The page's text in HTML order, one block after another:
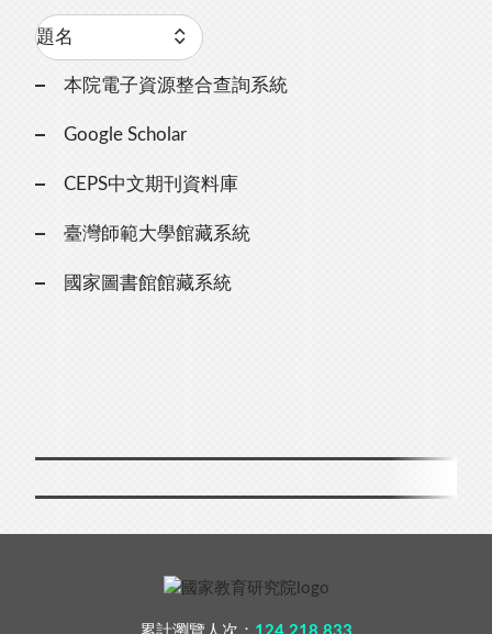
本院電子資源整合查詢系統
Google Scholar
CEPS中文期刊資料庫
臺灣師範大學館藏系統
國家圖書館館藏系統